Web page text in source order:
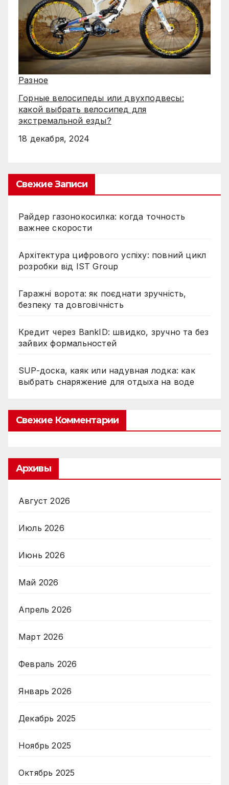
Разное
Горные велосипеды или двухподвесы:
какой выбрать велосипед для
экстремальной езды?
18 декабря, 2024
Свежие Записи
Райдер газонокосилка: когда точность
важнее скорости
Архітектура цифрового успіху: повний цикл
розробки від IST Group
Гаражні ворота: як поєднати зручність,
безпеку та довговічність
Кредит через BankID: швидко, зручно та без
зайвих формальностей
SUP-доска, каяк или надувная лодка: как
выбрать снаряжение для отдыха на воде
Свежие Комментарии
Архивы
Август 2026
Июль 2026
Июнь 2026
Май 2026
Апрель 2026
Март 2026
Февраль 2026
Январь 2026
Декабрь 2025
Ноябрь 2025
Октябрь 2025